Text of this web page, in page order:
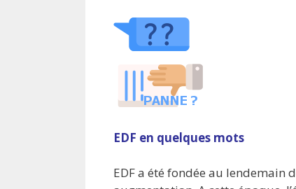
EDF en quelques mots
EDF a été fondée au lendemain